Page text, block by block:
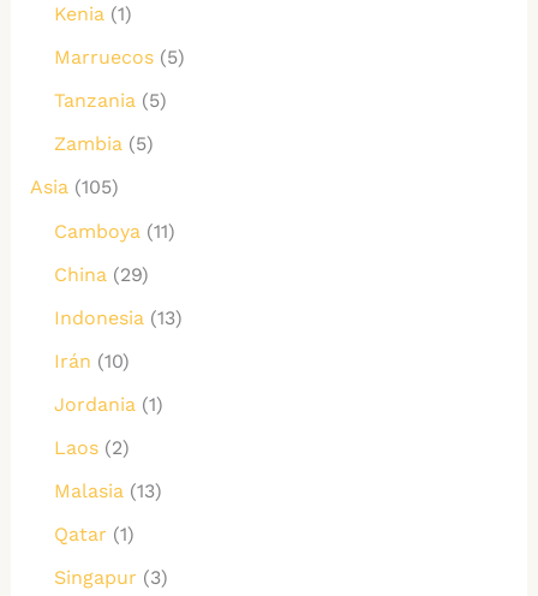
Kenia (1)
Marruecos(5)
Tanzania (5)
Zambia (5)
Asia (105)
Camboya (11)
China (29)
Indonesia (13)
Irán (10)
Jordania (1)
Laos(2)
Malasia (13)
Qatar (1)
Singapur (3)